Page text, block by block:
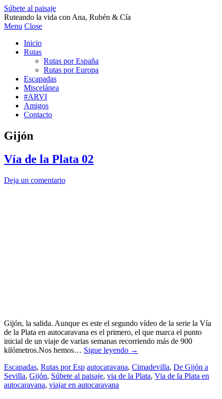
Súbete al paisaje
Ruteando la vida con Ana, Rubén & Cía
Menu Close
Inicio
Rutas
Rutas por España
Rutas por Europa
Escapadas
Miscelánea
#ARVI
Amigos
Contacto
Gijón
Vía de la Plata 02
Deja un comentario
Gijón, la salida. Aunque es este el segundo vídeo de la serie la Vía
de la Plata en autocaravana es el primero, el que marca el punto
inicial de un viaje de varias semanas recorriendo más de 900
kilómetros.Nos hemos… Sigue leyendo →
Escapadas, Rutas por Esp autocaravana, Cimadevilla, De Gijón a
Sevilla, Gijón, Súbete al paisaje, via de la Plata, Via de la Plata en
autocaravana, viajar en autocaravana